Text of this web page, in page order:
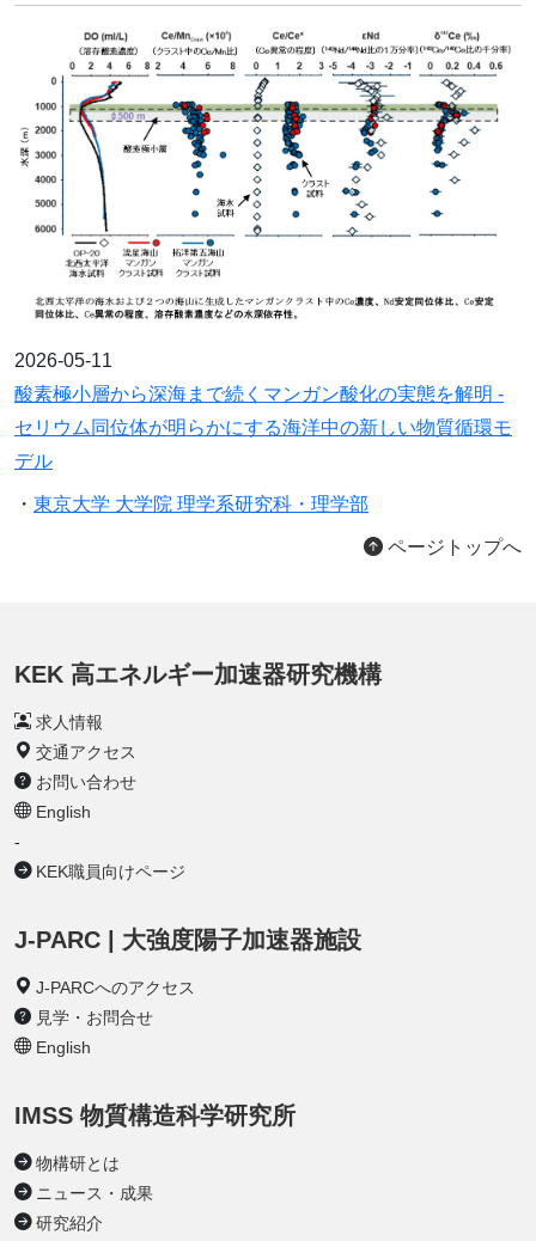
2026-05-11
酸素極小層から深海まで続くマンガン酸化の実態を解明 -
セリウム同位体が明らかにする海洋中の新しい物質循環モ
デル
・ 東京大学 大学院 理学系研究科・理学部
ページトップへ
KEK 高エネルギー加速器研究機構
求人情報
交通アクセス
お問い合わせ
English
-
KEK職員向けページ
J-PARC | 大強度陽子加速器施設
J-PARCへのアクセス
見学・お問合せ
English
IMSS 物質構造科学研究所
物構研とは
ニュース・成果
研究紹介